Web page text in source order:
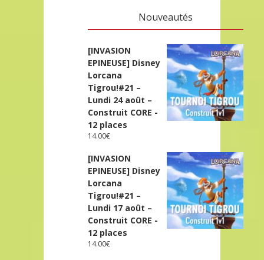
Nouveautés
[INVASION
EPINEUSE] Disney
Lorcana
Tigrou!#21 –
Lundi 24 août –
Construit CORE -
12 places
14.00€
[INVASION
EPINEUSE] Disney
Lorcana
Tigrou!#21 –
Lundi 17 août –
Construit CORE -
12 places
14.00€